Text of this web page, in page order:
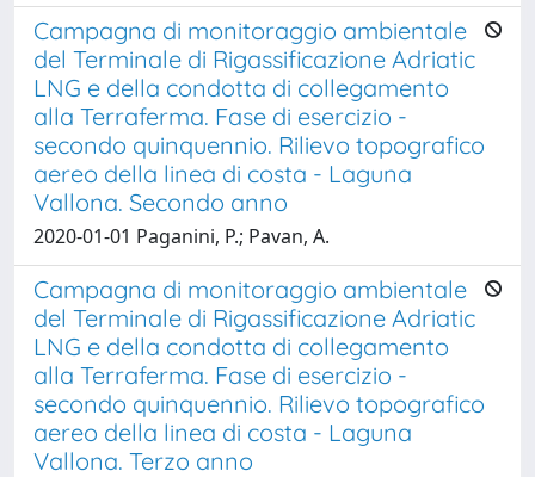
Campagna di monitoraggio ambientale
del Terminale di Rigassificazione Adriatic
LNG e della condotta di collegamento
alla Terraferma. Fase di esercizio -
secondo quinquennio. Rilievo topografico
aereo della linea di costa - Laguna
Vallona. Secondo anno
2020-01-01 Paganini, P.; Pavan, A.
Campagna di monitoraggio ambientale
del Terminale di Rigassificazione Adriatic
LNG e della condotta di collegamento
alla Terraferma. Fase di esercizio -
secondo quinquennio. Rilievo topografico
aereo della linea di costa - Laguna
Vallona. Terzo anno